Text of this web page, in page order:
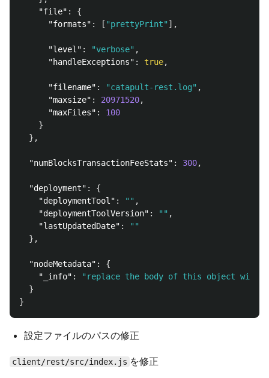
"file" :
{
"formats" : [ "prettyPrint" ],
"level" : "verbose" ,
"handleExceptions" : true,
"filename" : "catapult-rest.log" ,
"maxsize" : 20971520,
"maxFiles" :
100
}
},
"numBlocksTransactionFeeStats" : 300,
"deployment" :
{
"deploymentTool" : "" ,
"deploymentToolVersion" : "" ,
"lastUpdatedDate" :
""
},
"nodeMetadata" :
{
"_info" :
"replace the body of this object with
}
}
設定ファイルのパスの修正
client/rest/src/index.js を修正